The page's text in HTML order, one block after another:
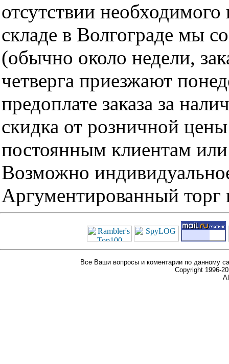
отсутствии
складе в Волгограде мы
(обычно около недели,
четверга приезжают
предоплате заказа за
скидка от розничной
постоянным клиентам
Возможно
Аргументированный торг
Все Ваши вопросы и коментарии по данному
Copyright 1996-